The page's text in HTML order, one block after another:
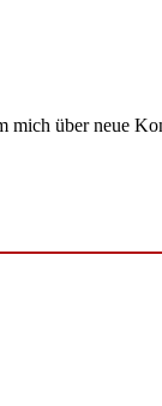
über neue